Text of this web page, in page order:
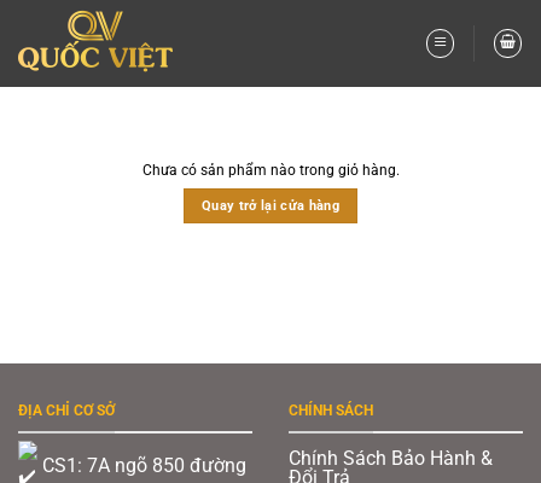
nội
dung
Chưa có sản phẩm nào trong giỏ hàng.
Quay trở lại cửa hàng
ĐỊA CHỈ CƠ SỞ
CS1: 7A ngõ 850 đường
CHÍNH SÁCH
Chính Sách Bảo Hành &
Đổi Trả